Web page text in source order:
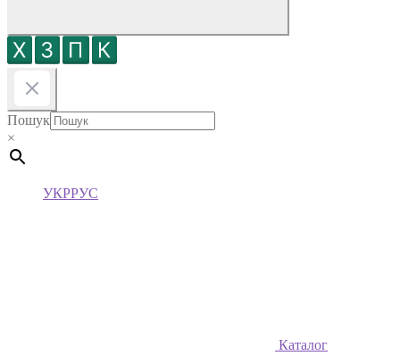
Пошук
×
УКРРУС
Каталог